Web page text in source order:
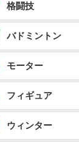
格闘技
バドミントン
モーター
フィギュア
ウィンター